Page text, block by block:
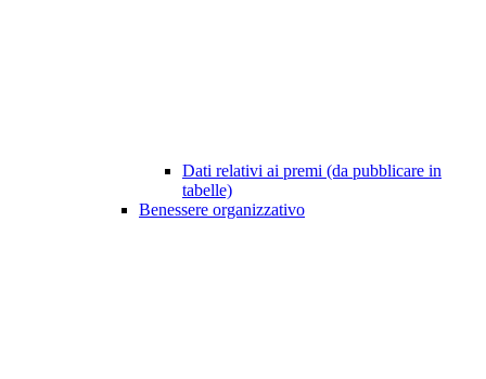
Dati relativi ai premi (da pubblicare in
tabelle)
Benessere organizzativo